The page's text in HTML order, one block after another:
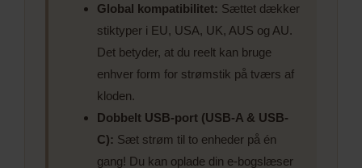
Global kompatibilitet: Sættet dækker
stiktyper i EU, USA, UK, AUS og AU.
Det betyder, at du reelt kan bruge
enhver form for strømstik på tværs af
kloden.
Dobbelt USB-port (USB-A & USB-
C): Sæt strøm til to enheder på én
gang! Du kan oplade din e-bogslæser